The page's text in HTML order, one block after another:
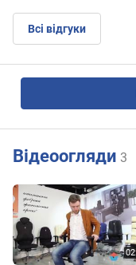
Всі відгуки
Відеоогляди 3